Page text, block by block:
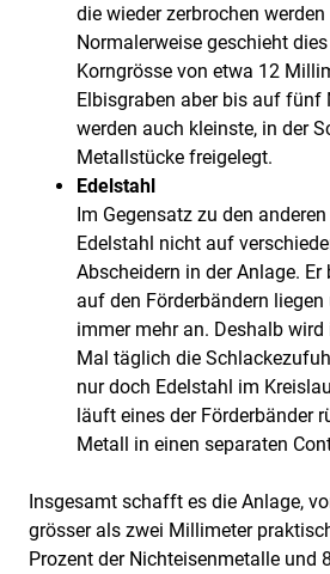
die wieder zerbrochen
Normalerweise geschieht
Korngrösse von etwa 12
Elbisgraben aber bis auf fünf
werden auch kleinste, in der
Metallstücke freigelegt.
Edelstahl
Im Gegensatz zu den
Edelstahl nicht auf
Abscheidern in der Anlage.
auf den Förderbändern
immer mehr an. Deshalb
Mal täglich die
nur doch Edelstahl im
läuft eines der Förderbänder
Metall in einen separaten
Insgesamt schafft es die Anlage,
grösser als zwei Millimeter
Prozent der Nichteisenmetalle und